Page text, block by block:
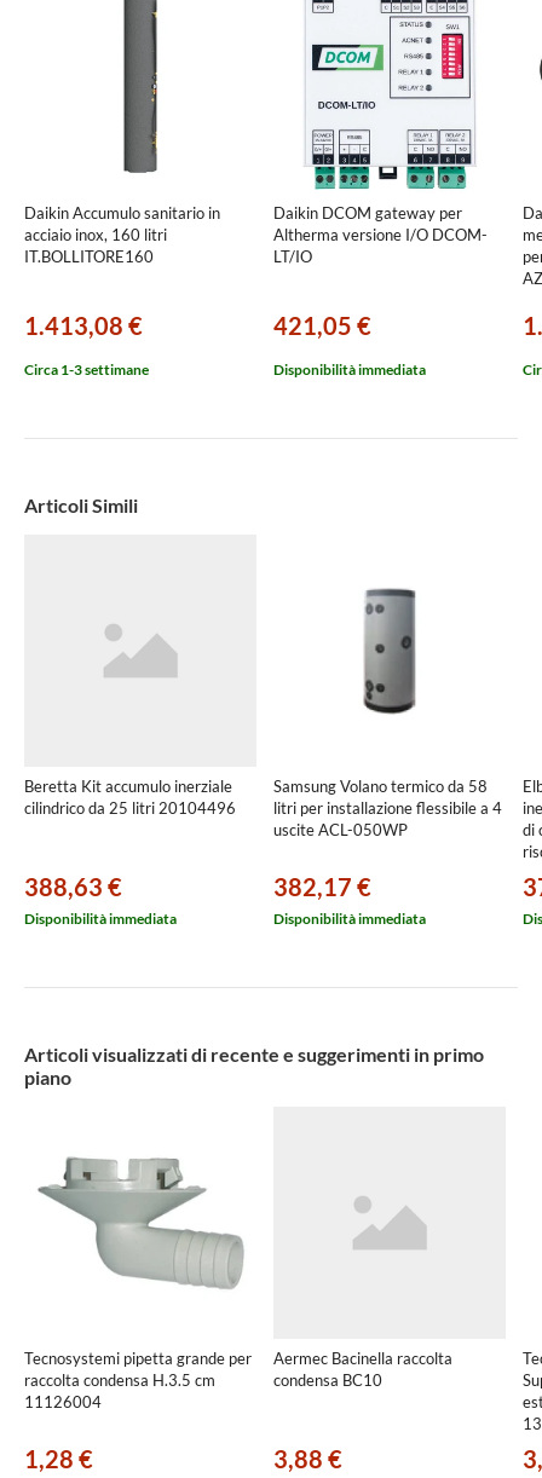
Daikin Accumulo sanitario in
acciaio inox, 160 litri
IT.BOLLITORE160
1.413,08 €
Circa 1-3 settimane
Daikin DCOM gateway per
Altherma versione I/O DCOM-
LT/IO
421,05 €
Disponibilità immediata
Articoli Simili
Beretta Kit accumulo inerziale
cilindrico da 25 litri 20104496
388,63 €
Disponibilità immediata
Samsung Volano termico da 58
litri per installazione flessibile a 4
uscite ACL-050WP
382,17 €
Disponibilità immediata
di
Articoli visualizzati di recente e suggerimenti in primo
piano
Tecnosystemi pipetta grande per
raccolta condensa H.3.5 cm
11126004
1,28 €
Aermec Bacinella raccolta
condensa BC10
3,88 €